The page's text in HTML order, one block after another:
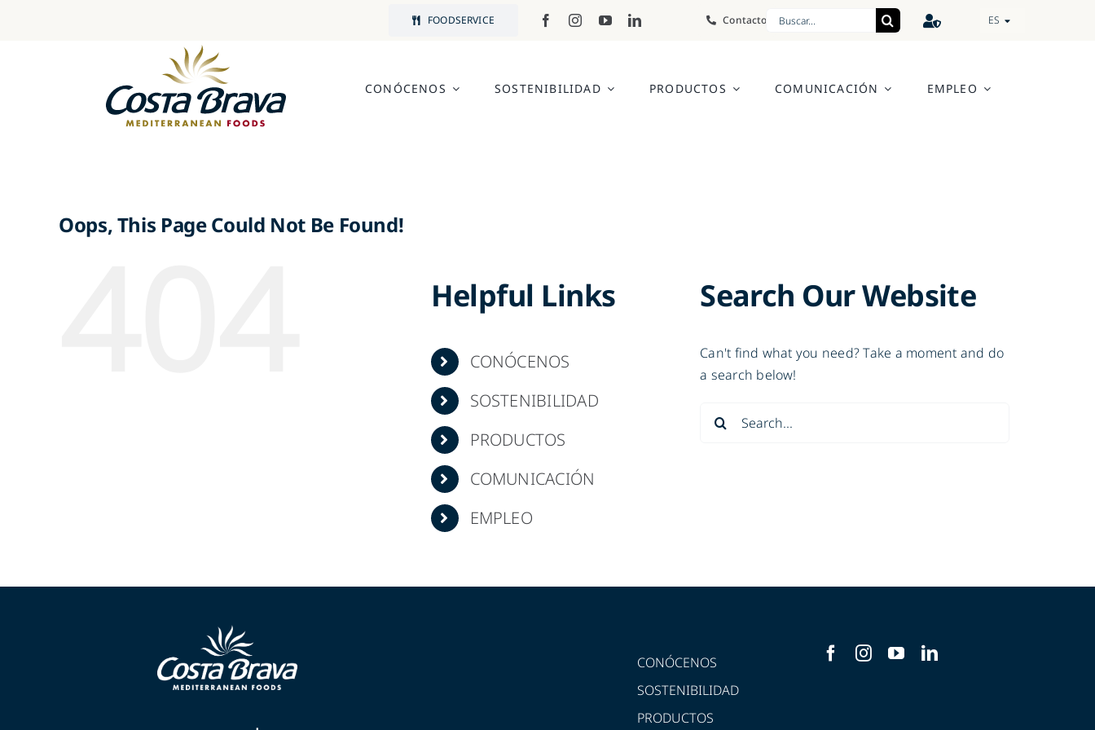
FOODSERVICE ContactoSearch
ES
CONÓCENOS SOSTENIBILIDAD PRODUCTOS COMUNICACIÓN EMPLEO
Oops, This Page Could Not Be Found!
Helpful Links
CONÓCENOS
SOSTENIBILIDAD
PRODUCTOS
COMUNICACIÓN
EMPLEO
Search Our Website
Can't find what you need? Take a moment and do
a search below!
Search
CONÓCENOS
SOSTENIBILIDAD
PRODUCTOS